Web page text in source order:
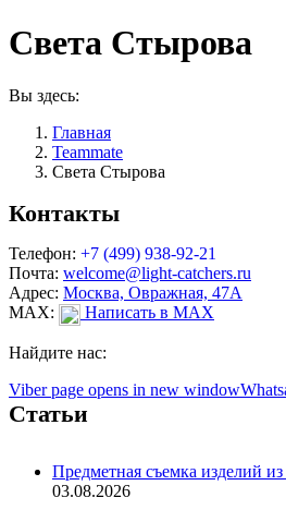
Света Стырова
Вы здесь:
Главная
Teammate
Света Стырова
Контакты
Телефон: +7 (499) 938-92-21
Почта: welcome@light-catchers.ru
Адрес: Москва, Овражная, 47А
MAX:
Написать в MAX
Найдите нас:
Viber page opens in new window
Статьи
Предметная съемка изделий
03.08.2026